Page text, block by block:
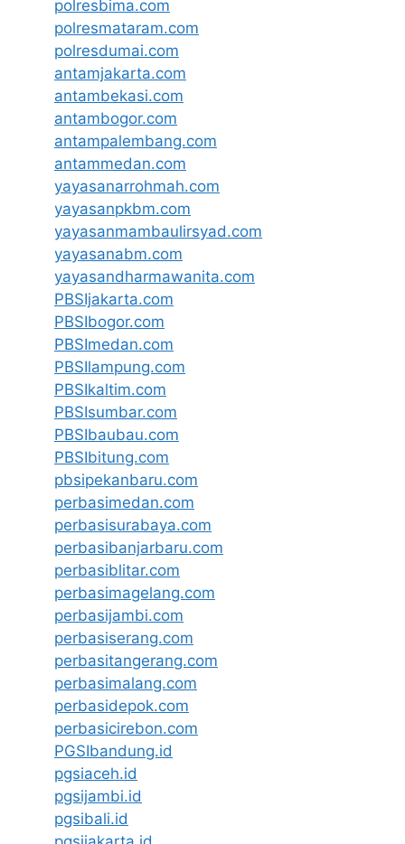
polresbima.com
polresmataram.com
polresdumai.com
antamjakarta.com
antambekasi.com
antambogor.com
antampalembang.com
antammedan.com
yayasanarrohmah.com
yayasanpkbm.com
yayasanmambaulirsyad.com
yayasanabm.com
yayasandharmawanita.com
PBSIjakarta.com
PBSIbogor.com
PBSImedan.com
PBSIlampung.com
PBSIkaltim.com
PBSIsumbar.com
PBSIbaubau.com
PBSIbitung.com
pbsipekanbaru.com
perbasimedan.com
perbasisurabaya.com
perbasibanjarbaru.com
perbasiblitar.com
perbasimagelang.com
perbasijambi.com
perbasiserang.com
perbasitangerang.com
perbasimalang.com
perbasidepok.com
perbasicirebon.com
PGSIbandung.id
pgsiaceh.id
pgsijambi.id
pgsibali.id